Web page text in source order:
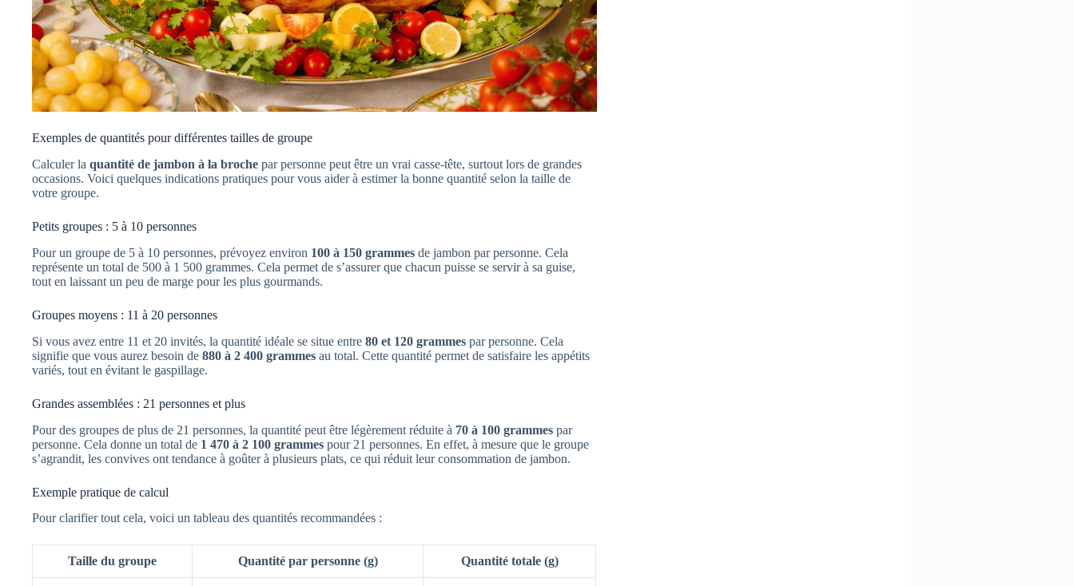
Exemples de quantités pour différentes tailles de groupe
Calculer la quantité de jambon à la broche par personne peut être un vrai casse-tête, surtout lors de grandes
occasions. Voici quelques indications pratiques pour vous aider à estimer la bonne quantité selon la taille de
votre groupe.
Petits groupes : 5 à 10 personnes
Pour un groupe de 5 à 10 personnes, prévoyez environ 100 à 150 grammes de jambon par personne. Cela
représente un total de 500 à 1 500 grammes. Cela permet de s’assurer que chacun puisse se servir à sa guise,
tout en laissant un peu de marge pour les plus gourmands.
Groupes moyens : 11 à 20 personnes
Si vous avez entre 11 et 20 invités, la quantité idéale se situe entre 80 et 120 grammes par personne. Cela
signifie que vous aurez besoin de 880 à 2 400 grammes au total. Cette quantité permet de satisfaire les appétits
variés, tout en évitant le gaspillage.
Grandes assemblées : 21 personnes et plus
Pour des groupes de plus de 21 personnes, la quantité peut être légèrement réduite à 70 à 100 grammes par
personne. Cela donne un total de 1 470 à 2 100 grammes pour 21 personnes. En effet, à mesure que le groupe
s’agrandit, les convives ont tendance à goûter à plusieurs plats, ce qui réduit leur consommation de jambon.
Exemple pratique de calcul
Pour clarifier tout cela, voici un tableau des quantités recommandées :
Taille du groupe Quantité par personne (g) Quantité totale (g)